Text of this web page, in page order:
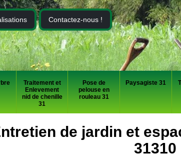
Contactez-nous !
Traitement et
Enlevement
nid de chenille
31
Pose de
pelouse en
rouleau 31
Paysagiste 31
de jardin et
31310